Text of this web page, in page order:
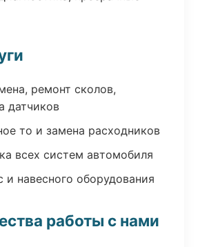
ремонт сколов,
датчиков
то и замена расходников
всех систем автомобиля
и навесного оборудования
работы с нами